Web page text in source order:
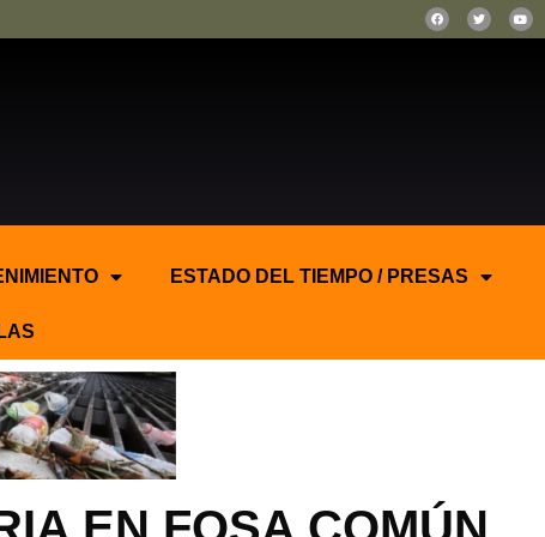
ESTADO DEL TIEMPO / PRESAS